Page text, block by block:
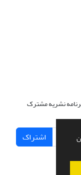
نشریه مشترک
اشتراک